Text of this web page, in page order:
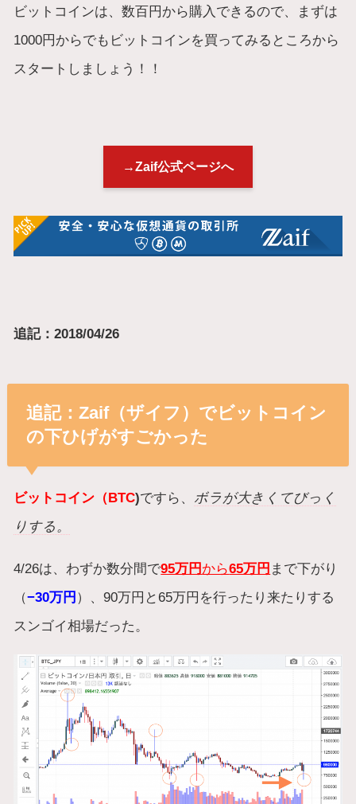
ビットコインは、数百円から購入できるので、まずは
1000円からでもビットコインを買ってみるところから
スタートしましょう！！
→Zaif公式ページへ
追記：2018/04/26
追記：Zaif（ザイフ）でビットコイン
の下ひげがすごかった
ビットコイン（BTC)ですら、 ボラが大きくてびっく
りする。
4/26は、わずか数分間で95万円 から65万円 まで下がり
（−30万円 ）、90万円と65万円を行ったり来たりする
スンゴイ相場だった。